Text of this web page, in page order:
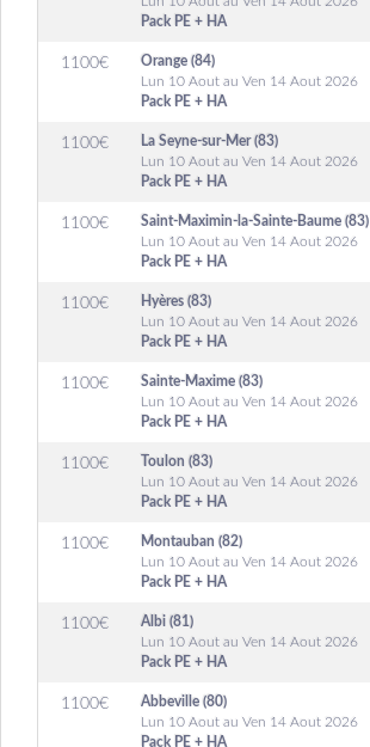
Pack PE + HA
1100€
Orange (84)
Lun 10 Aout au Ven 14 Aout 2026
Pack PE + HA
1100€
La Seyne-sur-Mer (83)
Lun 10 Aout au Ven 14 Aout 2026
Pack PE + HA
1100€
Saint-Maximin-la-Sainte-Baume (83)
Lun 10 Aout au Ven 14 Aout 2026
Pack PE + HA
1100€
Hyères (83)
Lun 10 Aout au Ven 14 Aout 2026
Pack PE + HA
1100€
Sainte-Maxime (83)
Lun 10 Aout au Ven 14 Aout 2026
Pack PE + HA
1100€
Toulon (83)
Lun 10 Aout au Ven 14 Aout 2026
Pack PE + HA
1100€
Montauban (82)
Lun 10 Aout au Ven 14 Aout 2026
Pack PE + HA
1100€
Albi (81)
Lun 10 Aout au Ven 14 Aout 2026
Pack PE + HA
1100€
Abbeville (80)
Lun 10 Aout au Ven 14 Aout 2026
Pack PE + HA